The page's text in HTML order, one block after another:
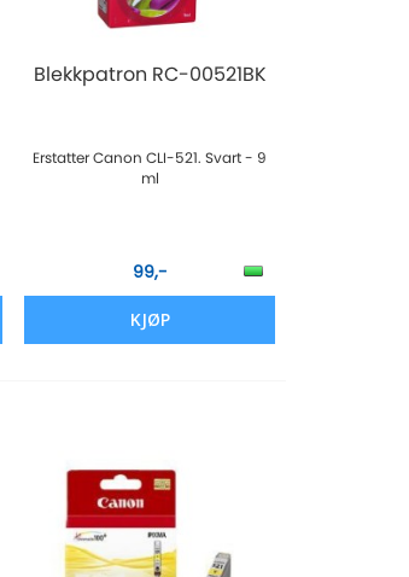
Blekkpatron RC-00521BK
Erstatter Canon CLI-521. Svart - 9
ml
99,-
KJØP